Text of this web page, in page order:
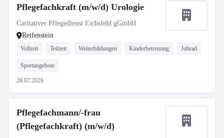
Pflegefachkraft (m/w/d) Urologie
Caritativer Pflegedienst Eichsfeld gGmbH
Reifenstein
Vollzeit Teilzeit Weiterbildungen Kinderbetreuung Jobrad
Sportangebote
28.07.2026
Pflegefachmann/-frau
(Pflegefachkraft) (m/w/d)